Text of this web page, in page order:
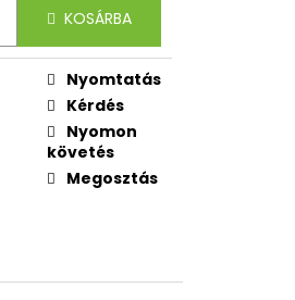
KOSÁRBA
Nyomtatás
Kérdés
Nyomon
követés
Megosztás